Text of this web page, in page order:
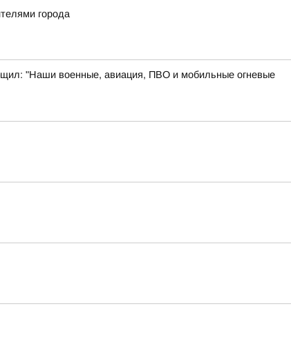
города
"Наши военные, авиация, ПВО и мобильные огневые